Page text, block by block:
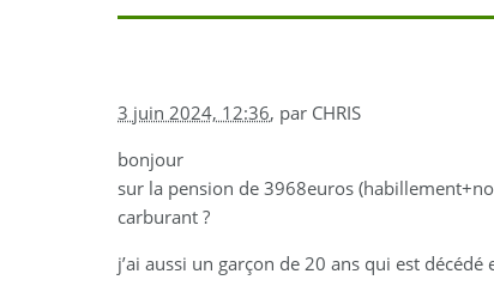
3 juin 2024, 12:36, par CHRIS
bonjour
sur la pension de 3968euros
carburant ?
j’ai aussi un garçon de 20 ans qui est